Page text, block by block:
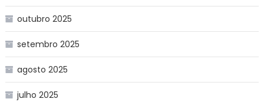
outubro 2025
setembro 2025
agosto 2025
julho 2025